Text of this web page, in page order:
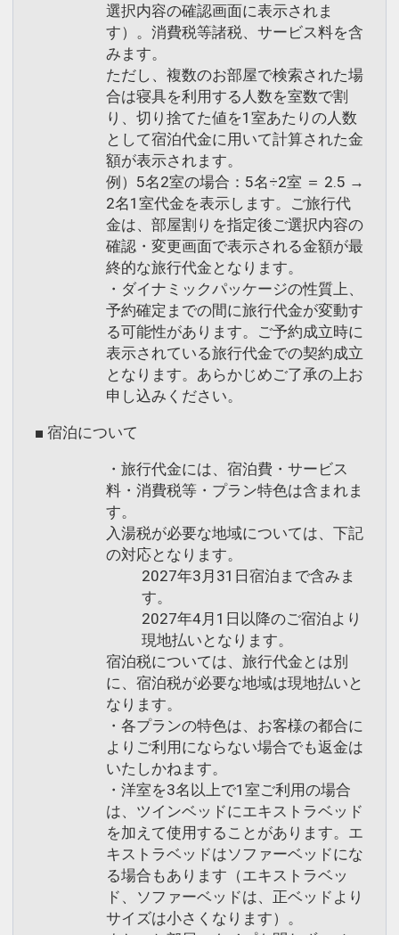
選択内容の確認画面に表示されま
す）。消費税等諸税、サービス料を含
みます。
ただし、複数のお部屋で検索された場
合は寝具を利用する人数を室数で割
り、切り捨てた値を1室あたりの人数
として宿泊代金に用いて計算された金
額が表示されます。
例）5名2室の場合：5名÷2室 ＝ 2.5 →
2名1室代金を表示します。ご旅行代
金は、部屋割りを指定後ご選択内容の
確認・変更画面で表示される金額が最
終的な旅行代金となります。
・ダイナミックパッケージの性質上、
予約確定までの間に旅行代金が変動す
る可能性があります。ご予約成立時に
表示されている旅行代金での契約成立
となります。あらかじめご了承の上お
申し込みください。
■ 宿泊について
・旅行代金には、宿泊費・サービス
料・消費税等・プラン特色は含まれま
す。
入湯税が必要な地域については、下記
の対応となります。
2027年3月31日宿泊まで含みま
す。
2027年4月1日以降のご宿泊より
現地払いとなります。
宿泊税については、旅行代金とは別
に、宿泊税が必要な地域は現地払いと
なります。
・各プランの特色は、お客様の都合に
よりご利用にならない場合でも返金は
いたしかねます。
・洋室を3名以上で1室ご利用の場合
は、ツインベッドにエキストラベッド
を加えて使用することがあります。エ
キストラベッドはソファーベッドにな
る場合もあります（エキストラベッ
ド、ソファーベッドは、正ベッドより
サイズは小さくなります）。